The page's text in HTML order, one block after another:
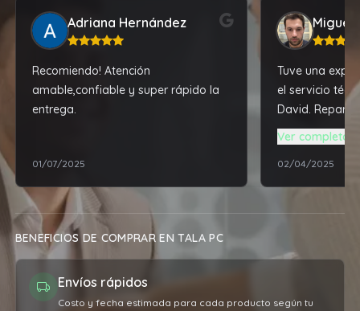
Adriana Hernández
Recomiendo! Atención
amable,confiable y super rápido la
entrega.
01/07/2025
Miguel
Tuve una
el servicio
David. Reparó
notebook que
en desuso,
rendimiento
traía de
Ver completa
02/04/2025
BENEFICIOS DE COMPRAR EN TALA PC
Envíos rápidos
Costo y fecha estimada para cada producto según tu